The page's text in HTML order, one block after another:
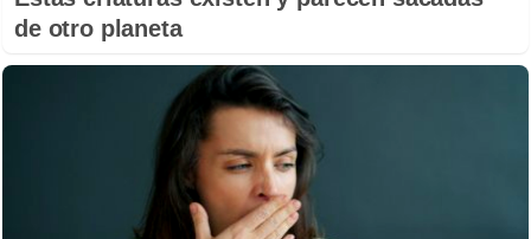
de otro planeta